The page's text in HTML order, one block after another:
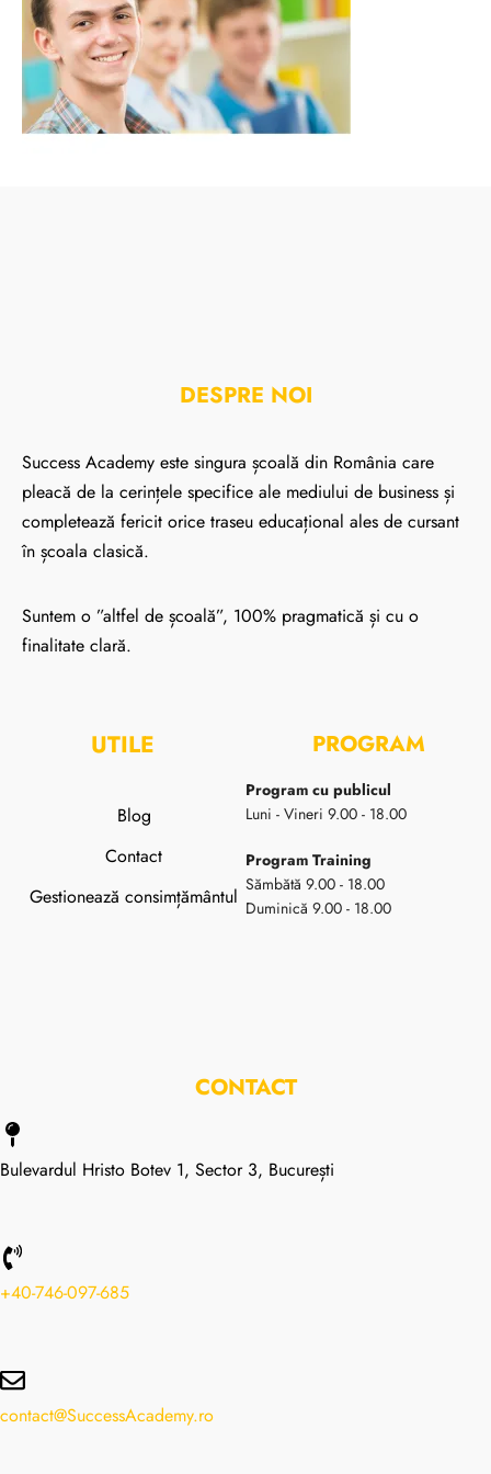
DESPRE NOI
Success Academy este singura școală din România care
pleacă de la cerințele specifice ale mediului de business și
completează fericit orice traseu educațional ales de cursant
în școala clasică.
Suntem o ”altfel de școală”, 100% pragmatică și cu o
finalitate clară.
UTILE
Blog
Contact
Gestionează consimțământul
PROGRAM
Program cu publicul
Luni - Vineri 9.00 - 18.00
Program Training
Sămbătă 9.00 - 18.00
Duminică 9.00 - 18.00
CONTACT
Bulevardul Hristo Botev 1, Sector 3, București
+40-746-097-685
contact@SuccessAcademy.ro